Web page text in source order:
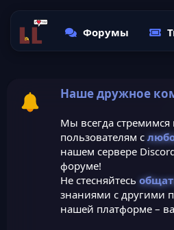
Форумы
Наше дружное
Мы всегда
пользователям с
нашем сервере
форуме!
Не стесняйтесь
знаниями с другими
нашей платформе –